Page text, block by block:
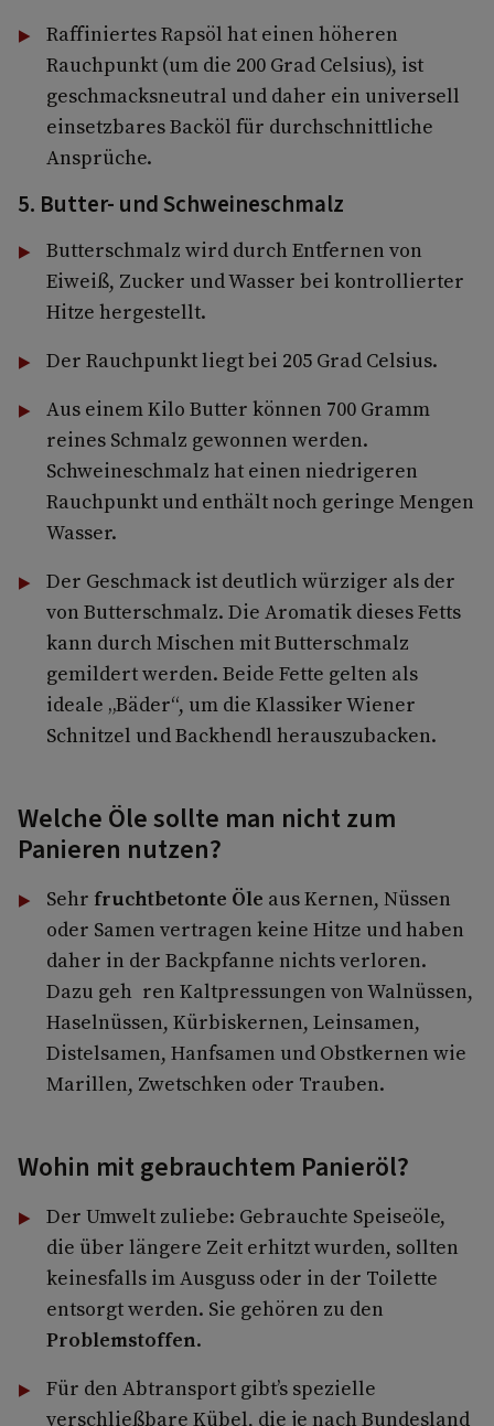
Raffiniertes Rapsöl hat einen höheren
Rauchpunkt (um die 200 Grad Celsius), ist
geschmacksneutral und daher ein universell
einsetzbares Backöl für durchschnittliche
Ansprüche.
5. Butter- und Schweineschmalz
Butterschmalz wird durch Entfernen von
Eiweiß, Zucker und Wasser bei kontrollierter
Hitze hergestellt.
Der Rauchpunkt liegt bei 205 Grad Celsius.
Aus einem Kilo Butter können 700 Gramm
reines Schmalz gewonnen werden.
Schweineschmalz hat einen niedrigeren
Rauchpunkt und enthält noch geringe Mengen
Wasser.
Der Geschmack ist deutlich würziger als der
von Butterschmalz. Die Aromatik dieses Fetts
kann durch Mischen mit Butterschmalz
gemildert werden. Beide Fette gelten als
ideale „Bäder“, um die Klassiker Wiener
Schnitzel und Backhendl herauszubacken.
Welche Öle sollte man nicht zum
Panieren nutzen?
Sehr fruchtbetonte Öle aus Kernen, Nüssen
oder Samen vertragen keine Hitze und haben
daher in der Backpfanne nichts verloren.
Dazu geh ren Kaltpressungen von Walnüssen,
Haselnüssen, Kürbiskernen, Leinsamen,
Distelsamen, Hanfsamen und Obstkernen wie
Marillen, Zwetschken oder Trauben.
Wohin mit gebrauchtem Panieröl?
Der Umwelt zuliebe: Gebrauchte Speiseöle,
die über längere Zeit erhitzt wurden, sollten
keinesfalls im Ausguss oder in der Toilette
entsorgt werden. Sie gehören zu den
Problemstoffen.
Für den Abtransport gibt’s spezielle
verschließbare Kübel, die je nach Bundesland